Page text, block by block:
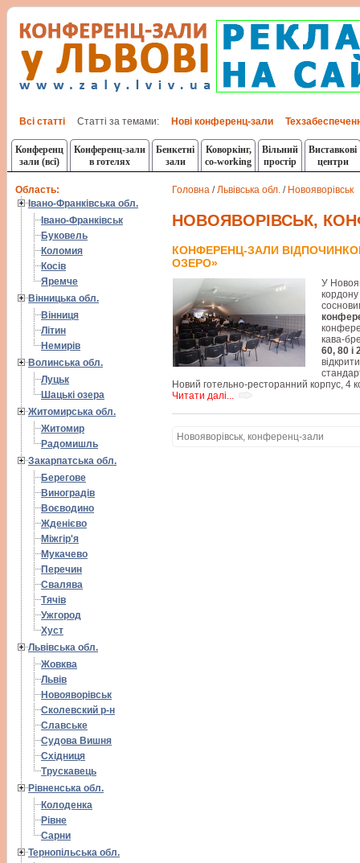
Всі статті Статті за темами: Нові конференц-зали
Конференц
зали (всі)
Конференц-зали
в готелях
Бенкетні
зали
Коворкінг,
co-working
Вільний
простір
Виставкові
центри
Область:
Івано-Франківська обл.
Івано-Франківськ
Буковель
Коломия
Косів
Яремче
Вінницька обл.
Вінниця
Літин
Немирів
Волинська обл.
Луцьк
Шацькі озера
Житомирська обл.
Житомир
Радомишль
Закарпатська обл.
Берегове
Виноградів
Воєводино
Жденієво
Міжгір'я
Мукачево
Перечин
Свалява
Тячів
Ужгород
Хуст
Львівська обл.
Жовква
Львів
Новояворівськ
Сколевский р-н
Славське
Судова Вишня
Східниця
Трускавець
Рівненська обл.
Колоденка
Рівне
Сарни
Тернопільська обл.
Головна /Львівська обл. / Новояворівськ
НОВОЯВОРІВСЬК,
КОНФЕРЕНЦ-ЗАЛИ
ОЗЕРО»
У
кава-
60, 80 і
Новий готельно-ресторанний корпус, 4
Читати далі...
Новояворівськ, конференц-зали